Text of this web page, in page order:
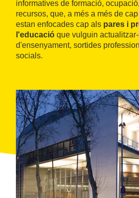
informatives de formació,
recursos, que, a més a més de
estan enfocades cap als pares i
l'educació que vulguin
d'ensenyament, sortides
socials.